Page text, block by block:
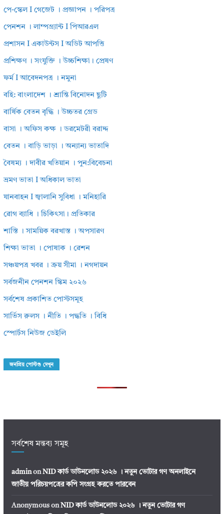
পে-স্কেল I গেজেট । প্রজ্ঞাপন । পরিপত্র
পেনশন । লাম্পগ্র্যান্ট I পিআরএল
প্রশাসন I একাউন্টস I অডিট আপত্তি
প্রশিক্ষণ । সংযুক্তি । উচ্চশিক্ষা। প্রেষণ
ফর্ম I আবেদনপত্র । নমুনা
বহি: বাংলাদেশ । শ্রান্তি বিনোদন ছুটি
বার্ষিক বেতন বৃদ্ধি । উচ্চতর গ্রেড
বাসা । অফিস কক্ষ । ডরমেটরী বরাদ্দ
বেতন । বাড়ি ভাড়া । অন্যান্য ভাতাদি
বৈষম্য । দাবীর খতিয়ান । পুন:বিবেচনা
ভ্রমণ ভাতা I অধিকাল ভাতা
যানবাহন I জ্বালানি সুবিধা । মনিহারি
রোগ ব্যাধি । চিকিৎসা। প্রতিকার
শাস্তি । সাময়িক বরখাস্ত । অপসারণ
শিক্ষা ভাতা । পোষাক । রেশন
সঞ্চয়পত্র খবর । ক্রয় সীমা । নগদায়ন
সর্বজনীন পেনশন স্কিম ২০২৬
সর্বশেষ প্রকাশিত পোস্টসমূহ
সার্ভিস রুলস । নীতি । পদ্ধতি । বিধি
স্পোর্টস নিউজ ডেইলি
জনপ্রিয় পোস্টগু দেখুন
সর্বশেষ মন্তব্য সমূহ
adminonNID কার্ড ডাউনলোড ২০২৬ । নতুন ভোটার গণ অনলাইনে
জাতীয় পরিচয়পত্রের কপি সংগ্রহ করতে পারবেন
AnonymousonNID কার্ড ডাউনলোড ২০২৬ । নতুন ভোটার গণ